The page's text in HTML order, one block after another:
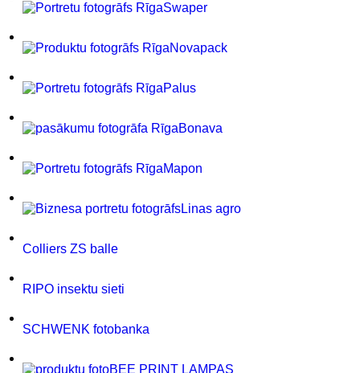
Swaper
Novapack
Palus
Bonava
Mapon
Linas agro
Colliers ZS balle
RIPO insektu sieti
SCHWENK fotobanka
BEE PRINT LAMPAS